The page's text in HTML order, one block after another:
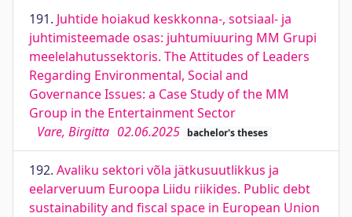
191. Juhtide hoiakud keskkonna-, sotsiaal- ja
juhtimisteemade osas: juhtumiuuring MM Grupi
meelelahutussektoris. The Attitudes of Leaders
Regarding Environmental, Social and
Governance Issues: a Case Study of the MM
Group in the Entertainment Sector
Vare, Birgitta 02.06.2025 bachelor's theses
192. Avaliku sektori võla jätkusuutlikkus ja
eelarveruum Euroopa Liidu riikides. Public debt
sustainability and fiscal space in European Union